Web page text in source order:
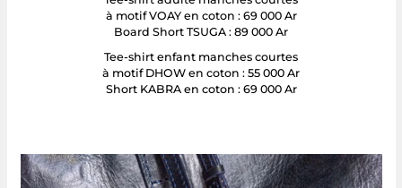
Tee-shirt adulte manches courtes
à motif VOAY en coton : 69 000 Ar
Tee-shirt enfant manches courtes
à motif DHOW en coton : 55 000 Ar